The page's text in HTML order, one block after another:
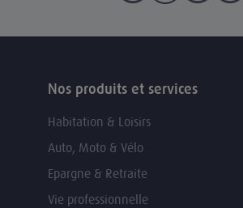
Nos produits et services
Habitation & Loisirs
Auto, Moto & Vélo
Epargne & Retraite
Vie professionnelle